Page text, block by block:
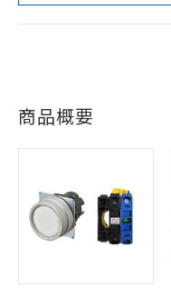
商品概要